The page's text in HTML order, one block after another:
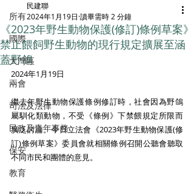
所有
國際
大灣區
兩會
司法及法律
民政及青年事務
保安
教育
《2023年野生動物保護(修訂)條例草案》
禁止餵飼野生動物的現行規定擴展至涵
蓋野鴿
民建聯
2024年1月19日 讀畢需時 2 分鐘
2024年1月19日
繼去年野生動物保護條例修訂時，社會因為野鴿
屬馴化類動物，不受《條例》下禁餵規定所限而
廣泛討論。今日立法會《2023年野生動物保護(修
訂)條例草案》委員會就相關條例召開公聽會聽取
不同市民和團體的意見。